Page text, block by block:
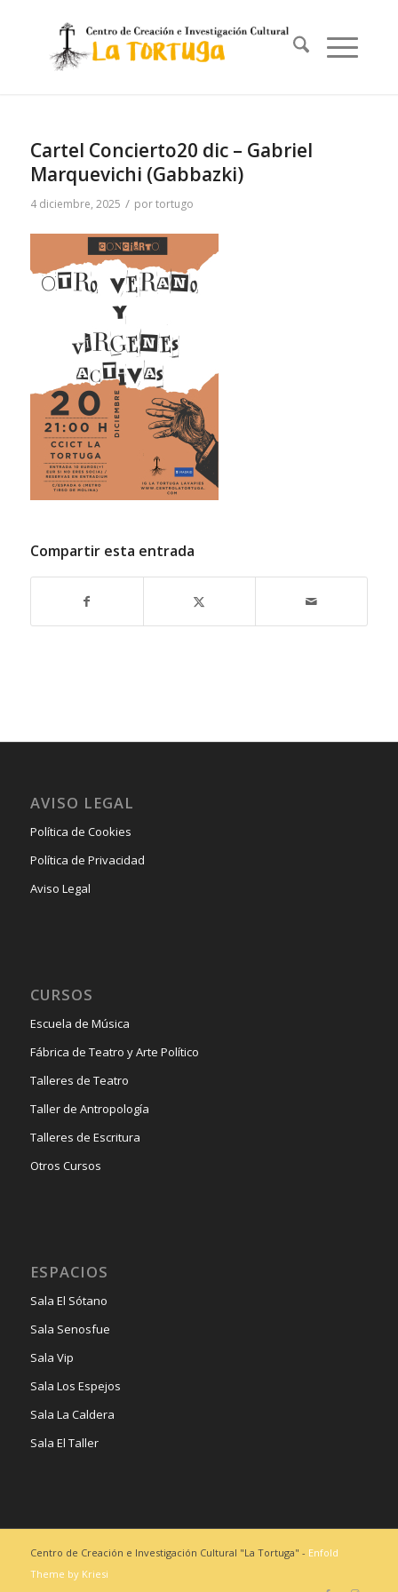
Cartel Concierto20 dic – Gabriel
Marquevichi (Gabbazki)
4 diciembre, 2025 / portortugo
Compartir esta entrada
AVISO LEGAL
Política de Cookies
Política de Privacidad
Aviso Legal
CURSOS
Escuela de Música
Fábrica de Teatro y Arte Político
Talleres de Teatro
Taller de Antropología
Talleres de Escritura
Otros Cursos
ESPACIOS
Sala El Sótano
Sala Senosfue
Sala Vip
Sala Los Espejos
Sala La Caldera
Sala El Taller
Centro de Creación e Investigación Cultural "La Tortuga" - Enfold
Theme by Kriesi